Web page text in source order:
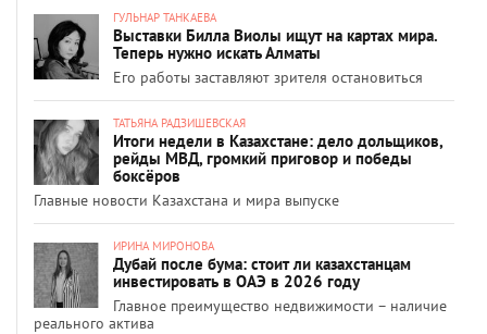
ГУЛЬНАР ТАНКАЕВА
Выставки Билла Виолы ищут на картах мира.
Теперь нужно искать Алматы
Его работы заставляют зрителя остановиться
ТАТЬЯНА РАДЗИШЕВСКАЯ
Итоги недели в Казахстане: дело дольщиков,
рейды МВД, громкий приговор и победы
боксёров
Главные новости Казахстана и мира выпуске
ИРИНА МИРОНОВА
Дубай после бума: стоит ли казахстанцам
инвестировать в ОАЭ в 2026 году
Главное преимущество недвижимости – наличие
реального актива